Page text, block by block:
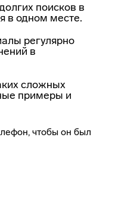
поисков в
в одном месте.
регулярно
в
сложных
примеры и
чтобы он был